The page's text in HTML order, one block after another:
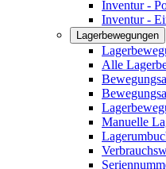
Inventur -
Inventur -
Lagerbewegungen
Alle
Manuelle